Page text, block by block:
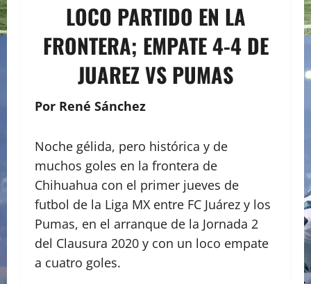
LOCO PARTIDO EN LA
FRONTERA; EMPATE 4-4 DE
JUAREZ VS PUMAS
Por René Sánchez
Noche gélida, pero histórica y de
muchos goles en la frontera de
Chihuahua con el primer jueves de
futbol de la Liga MX entre FC Juárez y los
Pumas, en el arranque de la Jornada 2
del Clausura 2020 y con un loco empate
a cuatro goles.